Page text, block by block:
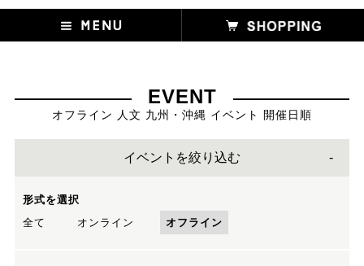
EVENT
オフライン 人文 九州・沖縄 イベント 開催日順
イベントを絞り込む
形式を選択
全て
オンライン オフライン